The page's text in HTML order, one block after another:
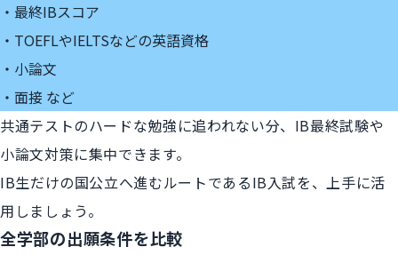
最終IBスコア
TOEFLやIELTSなどの英語資格
小論文
面接 など
共通テストのハードな勉強に追われない分、IB最終試験や
小論文対策に集中できます。
IB生だけの国公立へ進むルートであるIB入試を、上手に活
用しましょう。
全学部の出願条件を比較